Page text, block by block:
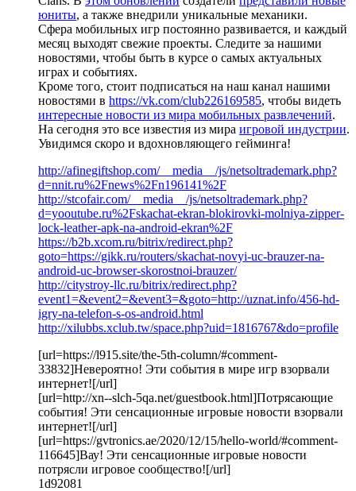
юниты, а также внедрили уникальные механики.
Сфера мобильных игр постоянно развивается, и каждый
месяц выходят свежие проекты. Следите за нашими
новостями, чтобы быть в курсе о самых актуальных
играх и событиях.
Кроме того, стоит подписаться на наш канал нашими
новостями в https://vk.com/club226169585, чтобы видеть
интересные новости из мира мобильных развлечений.
На сегодня это все известия из мира игровой индустрии.
Увидимся скоро и вдохновляющего гейминга!
http://afinegiftshop.com/__media__/js/netsoltrademark.php?
d=nnit.ru%2Fnews%2Fn196141%2F
http://stcofair.com/__media__/js/netsoltrademark.php?
d=yooutube.ru%2Fskachat-ekran-blokirovki-molniya-zipper-
lock-leather-apk-na-android-ekran%2F
https://b2b.xcom.ru/bitrix/redirect.php?
goto=https://gikk.ru/routers/skachat-novyi-uc-brauzer-na-
android-uc-browser-skorostnoi-brauzer/
http://citystroy-llc.ru/bitrix/redirect.php?
event1=&event2=&event3=&goto=http://uznat.info/456-hd-
igry-na-telefon-s-os-android.html
http://xilubbs.xclub.tw/space.php?uid=1816767&do=profile
[url=https://l915.site/the-5th-column/#comment-
33832]Невероятно! Эти события в мире игр взорвали
интернет![/url]
[url=http://xn--slch-5qa.net/guestbook.html]Потрясающие
события! Эти сенсационные игровые новости взорвали
интернет![/url]
[url=https://gvtronics.ae/2020/12/15/hello-world/#comment-
116645]Вау! Эти сенсационные игровые новости
потрясли игровое сообщество![/url]
1d92081